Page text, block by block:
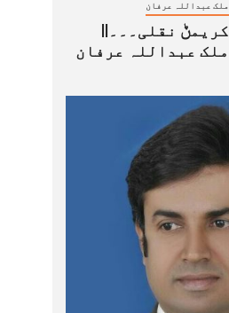
ملک عبداللہ عرفان
کریمݨ نقلی۔۔۔||
ملک عبداللہ عرفان